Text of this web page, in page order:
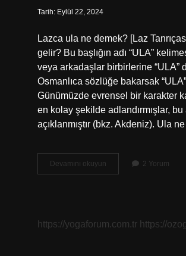
Tarih: Eylül 22, 2024
Lazca ula ne demek? [Laz
gelir? Bu başlığın adı “ULA”
veya arkadaşlar birbirlerine “ULA”
Osmanlıca sözlüğe bakarsak
Günümüzde evrensel bir karakter
en kolay şekilde adlandırmışlar,
açıklanmıştır (bkz. Akdeniz). Ula
Devamını okuyun
Karadeniz
2 Yorum
https://yogaforum.com.tr https://